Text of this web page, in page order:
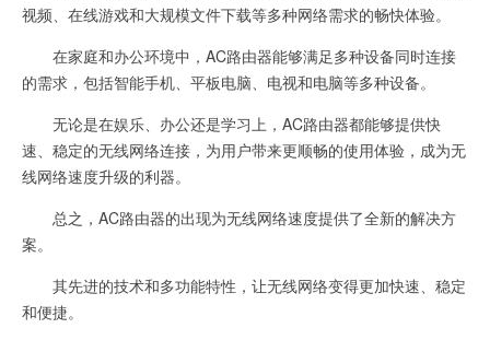
视频、在线游戏和大规模文件下载等多种网络需求的畅快体验。
在家庭和办公环境中，AC路由器能够满足多种设备同时连接
的需求，包括智能手机、平板电脑、电视和电脑等多种设备。
无论是在娱乐、办公还是学习上，AC路由器都能够提供快
速、稳定的无线网络连接，为用户带来更顺畅的使用体验，成为无
线网络速度升级的利器。
总之，AC路由器的出现为无线网络速度提供了全新的解决方
案。
其先进的技术和多功能特性，让无线网络变得更加快速、稳定
和便捷。